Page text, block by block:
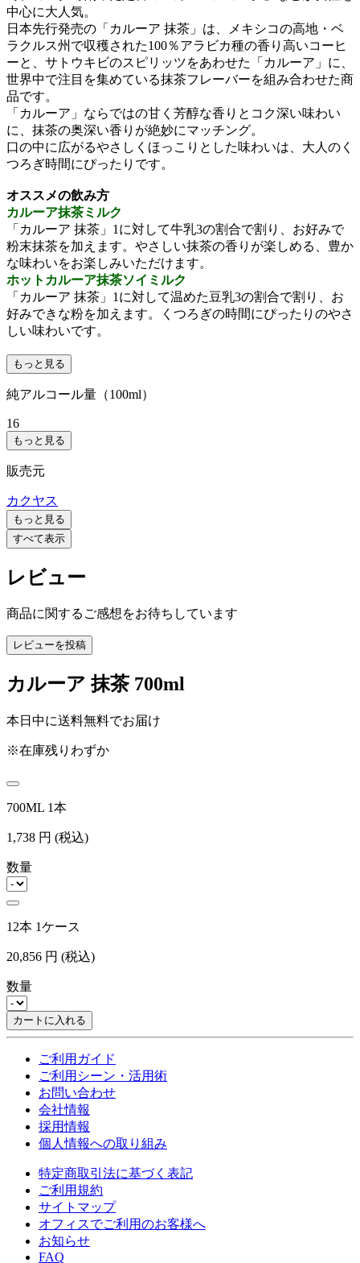
中心に大人気。
日本先行発売の「カルーア 抹茶」は、メキシコの高地・ベ
ラクルス州で収穫された100％アラビカ種の香り高いコーヒ
ーと、サトウキビのスピリッツをあわせた「カルーア」に、
世界中で注目を集めている抹茶フレーバーを組み合わせた商
品です。
「カルーア」ならではの甘く芳醇な香りとコク深い味わい
に、抹茶の奥深い香りが絶妙にマッチング。
口の中に広がるやさしくほっこりとした味わいは、大人のく
つろぎ時間にぴったりです。
オススメの飲み方
カルーア抹茶ミルク
「カルーア 抹茶」1に対して牛乳3の割合で割り、お好みで
粉末抹茶を加えます。やさしい抹茶の香りが楽しめる、豊か
な味わいをお楽しみいただけます。
ホットカルーア抹茶ソイミルク
「カルーア 抹茶」1に対して温めた豆乳3の割合で割り、お
好みできな粉を加えます。くつろぎの時間にぴったりのやさ
しい味わいです。
もっと見る
純アルコール量（100ml）
16
もっと見る
販売元
カクヤス
もっと見る
すべて表示
レビュー
商品に関するご感想をお待ちしています
レビューを投稿
カルーア 抹茶 700ml
本日中に送料無料でお届け
※在庫残りわずか
700ML 1本
1,738 円 (税込)
数量
12本 1ケース
20,856 円 (税込)
数量
カートに入れる
ご利用ガイド
ご利用シーン・活用術
お問い合わせ
会社情報
採用情報
個人情報への取り組み
特定商取引法に基づく表記
ご利用規約
サイトマップ
オフィスでご利用のお客様へ
お知らせ
FAQ